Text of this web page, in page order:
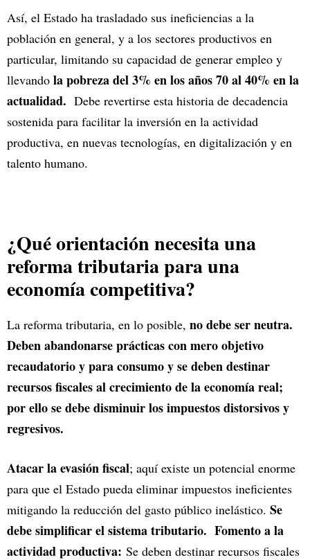
Así, el Estado ha trasladado sus ineficiencias a la
población en general, y a los sectores productivos en
particular, limitando su capacidad de generar empleo y
llevando la pobreza del 3% en los años 70 al 40% en la
actualidad. Debe revertirse esta historia de decadencia
sostenida para facilitar la inversión en la actividad
productiva, en nuevas tecnologías, en digitalización y en
talento humano.
¿Qué orientación necesita una
reforma tributaria para una
economía competitiva?
La reforma tributaria, en lo posible, no debe ser neutra.
Deben abandonarse prácticas con mero objetivo
recaudatorio y para consumo y se deben destinar
recursos fiscales al crecimiento de la economía real;
por ello se debe disminuir los impuestos distorsivos y
regresivos.
Atacar la evasión fiscal; aquí existe un potencial enorme
para que el Estado pueda eliminar impuestos ineficientes
mitigando la reducción del gasto público inelástico. Se
debe simplificar el sistema tributario. Fomento a la
actividad productiva: Se deben destinar recursos fiscales